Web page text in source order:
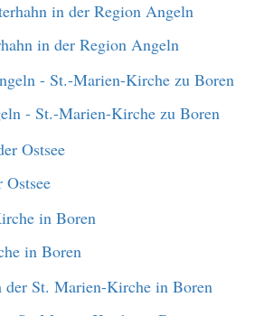
in der Region Angeln
- St.-Marien-Kirche zu Boren
Ostsee
in Boren